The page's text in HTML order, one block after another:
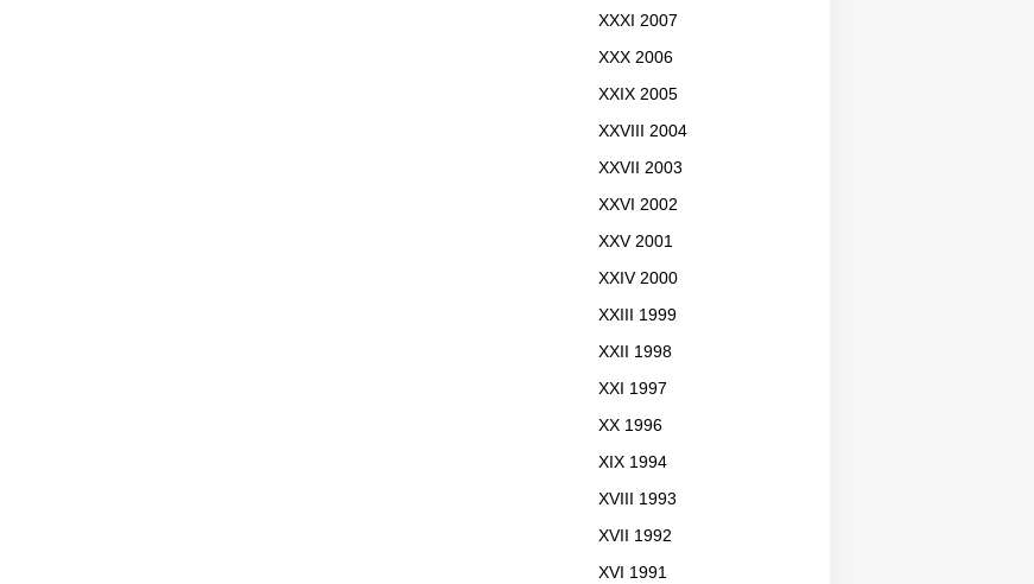
XXXI 2007
XXX 2006
XXIX 2005
XXVIII 2004
XXVII 2003
XXVI 2002
XXV 2001
XXIV 2000
XXIII 1999
XXII 1998
XXI 1997
XX 1996
XIX 1994
XVIII 1993
XVII 1992
XVI 1991